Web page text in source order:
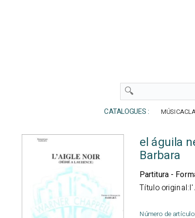
CATALOGUES :
el águila
Barbara
Partitura -
Título original:l'
Número de artículo: